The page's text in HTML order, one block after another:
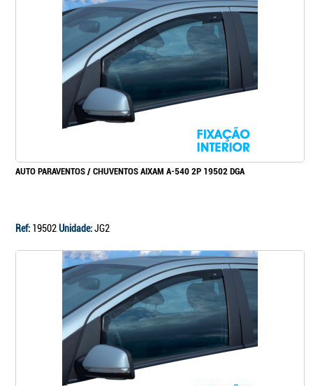
AUTO PARAVENTOS / CHUVENTOS AIXAM A-540 2P 19502 DGA
Ref: 19502Unidade:JG2
Continuar a comprar